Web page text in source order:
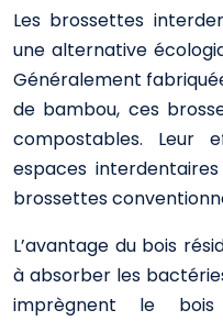
Les brossettes
une alternative
Généralement
de bambou, ces
compostables. Leur
espaces
brossettes
L’avantage du bois
à absorber les
imprègnent le bois